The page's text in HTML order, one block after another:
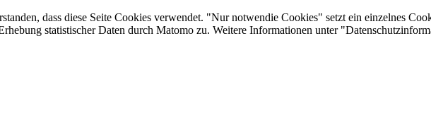
dass diese Seite Cookies verwendet. "Nur notwendie Cookies" setzt ein einzelnes
statistischer Daten durch Matomo zu. Weitere Informationen unter